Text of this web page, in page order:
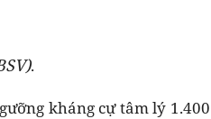
.
kháng cự tâm lý 1.400